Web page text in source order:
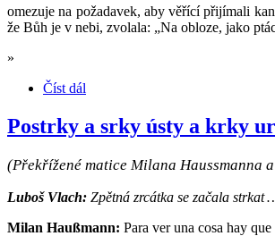
omezuje na požadavek, aby věřící přijímali
že Bůh je v nebi, zvolala: „Na obloze, jako
»
Číst dál
Postrky a srky ústy a krky
(Překřížené matice Milana Haussmanna
Luboš Vlach: Zpětná zrcátka se začala strkat
Milan Haußmann: Para ver una cosa hay